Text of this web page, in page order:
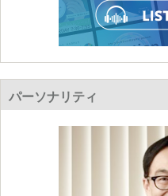
パーソナリティ